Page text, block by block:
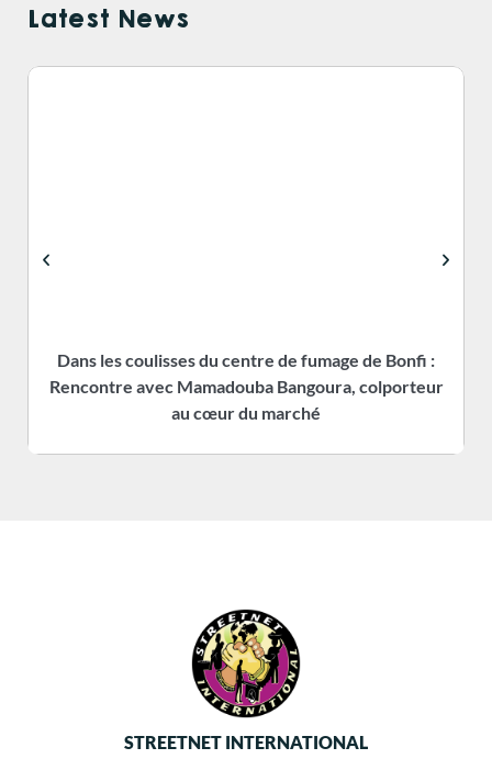
Latest News
Dans les coulisses du centre de fumage de Bonfi :
Rencontre avec Mamadouba Bangoura, colporteur
au cœur du marché
STREETNET INTERNATIONAL